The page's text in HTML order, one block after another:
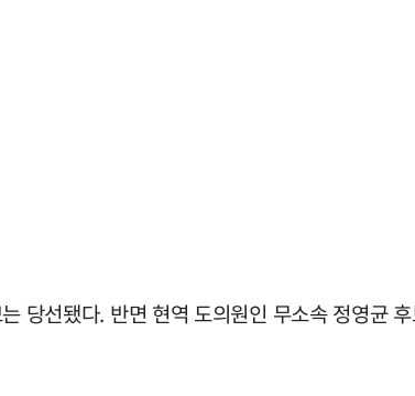
당선됐다. 반면 현역 도의원인 무소속 정영균